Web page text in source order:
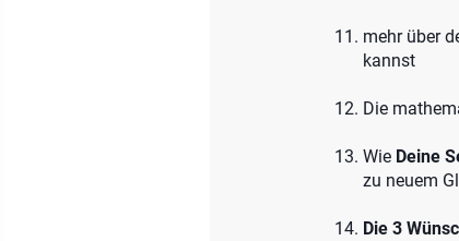
mehr über
kannst
Die
Wie Deine
zu neuem
Die 3